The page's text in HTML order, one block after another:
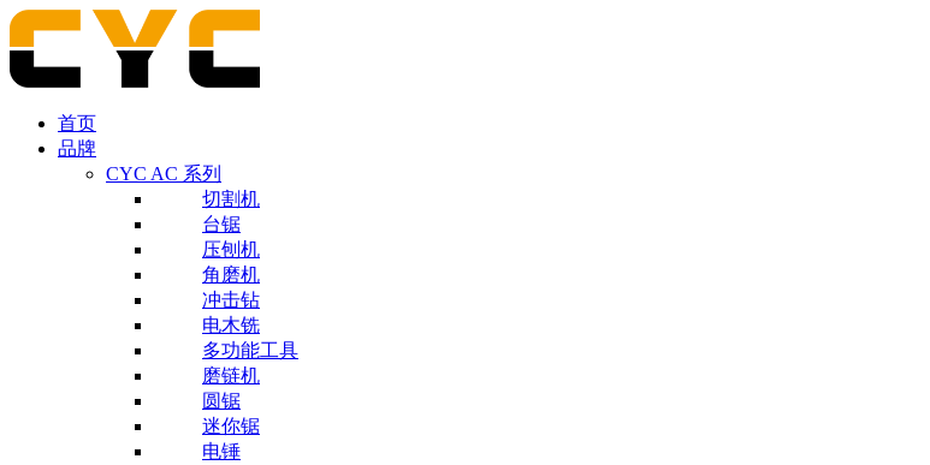
首页
品牌
CYC AC 系列
切割机
台锯
压刨机
角磨机
冲击钻
电木铣
多功能工具
磨链机
圆锯
迷你锯
电锤